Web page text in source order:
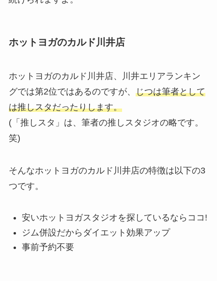
ホットヨガのカルド川井店
ホットヨガのカルド川井店、川井エリアランキン
グでは第2位ではあるのですが、 じつは筆者として
は推しスタだったりします。
(「推しスタ」は、筆者の推しスタジオの略です。
笑)
そんなホットヨガのカルド川井店の特徴は以下の3
つです。
安いホットヨガスタジオを探しているならココ!
ジム併設だからダイエット効果アップ
事前予約不要